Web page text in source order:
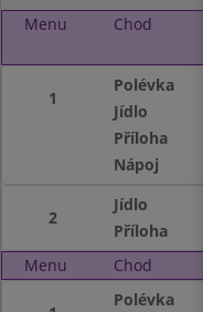
Menu Chod
1
Polévka
Jídlo
Příloha
Nápoj
2
Jídlo
Příloha
Menu
Chod
Polévka